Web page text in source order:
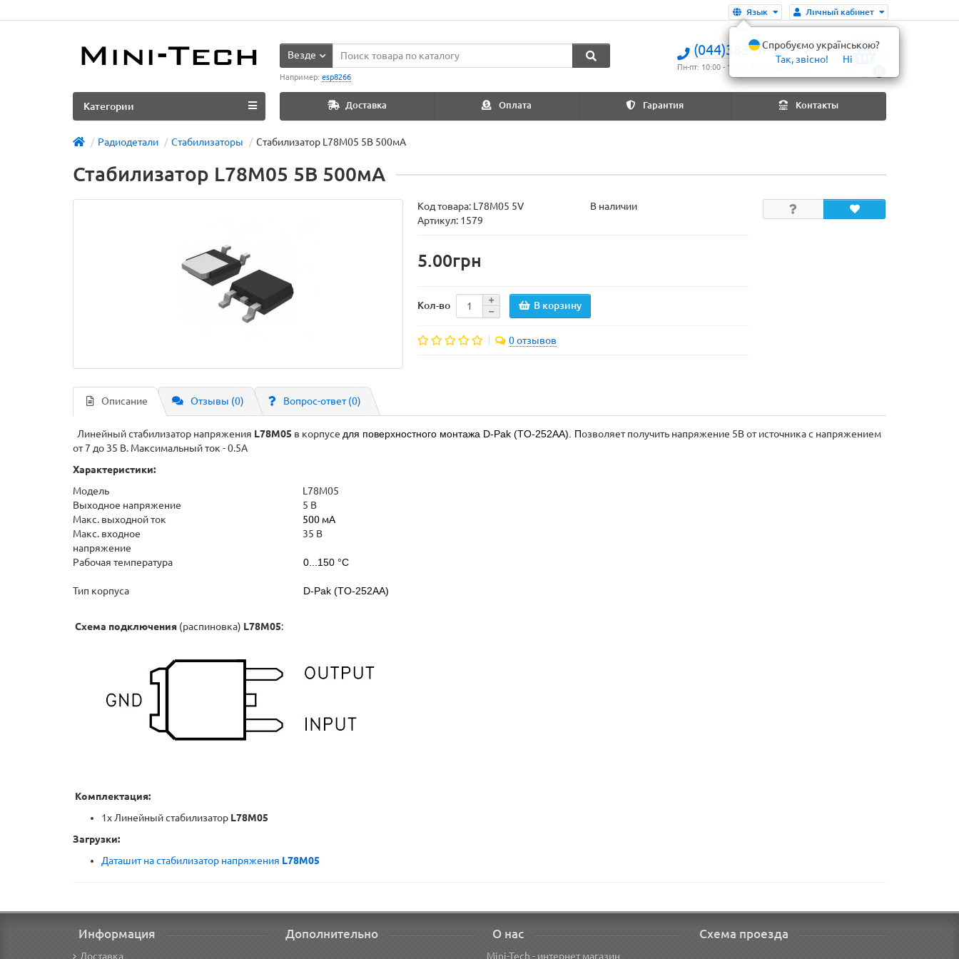
Личный кабинет
Язык
(044)383-37-25
Пн-пт: 10:00 - 17:00. Сб: 10:00 - 16:00
Везде
Например: esp8266
Доставка Оплата Гарантия Контакты
Категории
Радиодетали Стабилизаторы Стабилизатор L78M05 5В 500мА
Стабилизатор L78M05 5В 500мА
Код товара: L78M05 5V
В наличии
Артикул: 1579
5.00грн
Кол-во В корзину
0 отзывов
Описание Отзывы (0) Вопрос-ответ(0)
Линейный стабилизатор напряжения L78M05 в корпусе для поверхностного монтажа D-Pak (TO-252AA). Позволяет получить напряжение 5В от источника с напряжением
от 7 до 35 В. Максимальный ток - 0.5А
Характеристики:
Модель
L78M05
Выходное напряжение
5 В
Макс. выходной ток
500 мА
Макс. входное
напряжение
35 В
Рабочая температура 0...150 °С
Тип корпуса D-Pak (TO-252AA)
Схема подключения (распиновка) L78M05:
Комплектация:
1x Линейный стабилизатор L78M05
Загрузки:
Даташит на стабилизатор напряжения L78M05
Информация
Доставка
Дополнительно О нас
Mini-Tech - интернет магазин
Схема проезда
Спробуємо українською?
Так, звісно!
Ні